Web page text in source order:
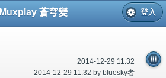
Muxplay 蒼穹變 登入
2014-12-29 11:32
2014-12-29 11:32 by bluesky者